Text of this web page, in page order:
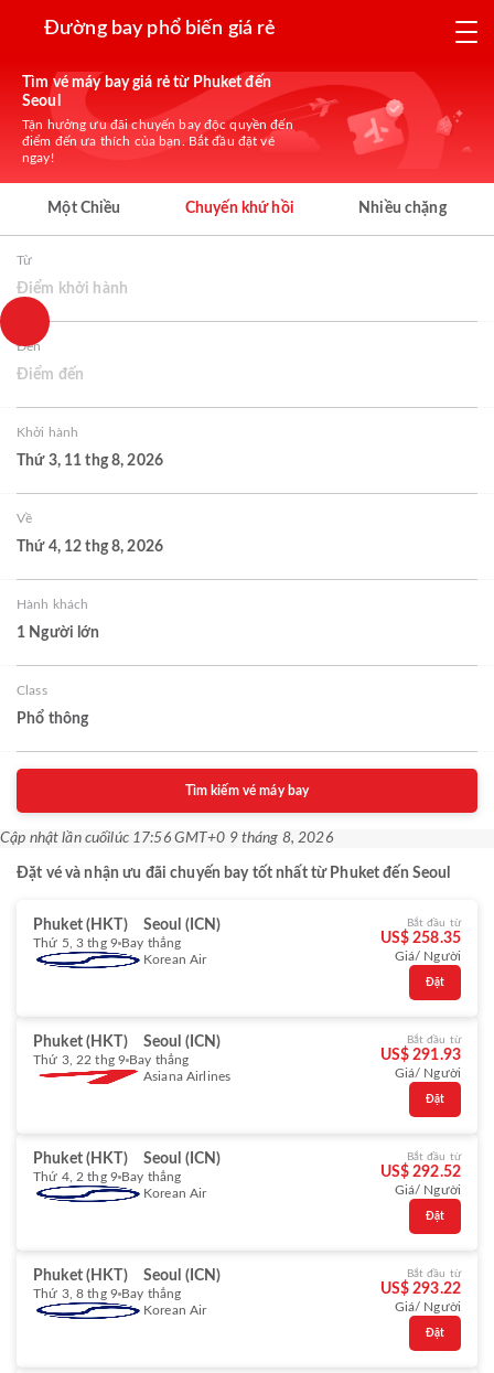
Đường bay phổ biến giá rẻ
Tìm vé máy bay giá rẻ từ Phuket đến
Seoul
Tận hưởng ưu đãi chuyến bay độc quyền đến
điểm đến ưa thích của bạn. Bắt đầu đặt vé
ngay!
Một Chiều Chuyến khứ hồi Nhiều chặng
Từ
Điểm khởi hành
Đến
Điểm đến
Khởi hành
Thứ 3, 11 thg 8, 2026
Về
Thứ 4, 12 thg 8, 2026
Hành khách
1 Người lớn
Class
Phổ thông
Tìm kiếm vé máy bay
Cập nhật lần cuốilúc 17:56 GMT+0 9 tháng 8, 2026
Đặt vé và nhận ưu đãi chuyến bay tốt nhất từ Phuket đến Seoul
Phuket (HKT) Seoul (ICN)
Thứ 5, 3 thg 9 Bay thẳng
Korean Air
Bắt đầu từ
US$ 258.35
Giá/ Người
Đặt
Phuket (HKT) Seoul (ICN)
Thứ 3, 22 thg 9 Bay thẳng
Asiana Airlines
Bắt đầu từ
US$ 291.93
Giá/ Người
Đặt
Phuket (HKT) Seoul (ICN)
Thứ 4, 2 thg 9 Bay thẳng
Korean Air
Bắt đầu từ
US$ 292.52
Giá/ Người
Đặt
Phuket (HKT) Seoul (ICN)
Thứ 3, 8 thg 9 Bay thẳng
Korean Air
Bắt đầu từ
US$ 293.22
Giá/ Người
Đặt